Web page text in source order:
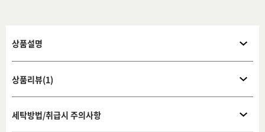
상품설명
상품리뷰(1)
세탁방법/취급시 주의사항